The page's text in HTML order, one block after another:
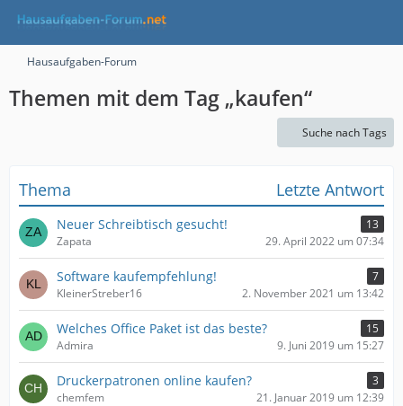
Hausaufgaben-Forum
Themen mit dem Tag „kaufen“
Suche nach Tags
Thema Letzte Antwort
Neuer Schreibtisch gesucht!
13
Zapata
29. April 2022 um 07:34
Software kaufempfehlung!
7
KleinerStreber16
2. November 2021 um 13:42
Welches Office Paket ist das beste?
15
Admira
9. Juni 2019 um 15:27
Druckerpatronen online kaufen?
3
chemfem
21. Januar 2019 um 12:39